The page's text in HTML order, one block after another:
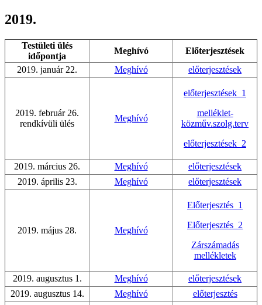
2019.
Testületi ülés
időpontja
Meghívó
Előterjesztések
2019. január 22.
Meghívó előterjesztések
2019. február 26.
rendkívüli ülés
Meghívó
előterjesztések_1
melléklet-
közműv.szolg.terv
előterjesztések_2
2019. március 26. Meghívó
előterjesztések
2019. április 23.
Meghívó előterjesztések
2019. május 28. Meghívó
Előterjesztés_1
Előterjesztés_2
Zárszámadás
mellékletek
2019. augusztus 1. Meghívó
előterjesztések
2019. augusztus 14.
Meghívó
előterjesztés